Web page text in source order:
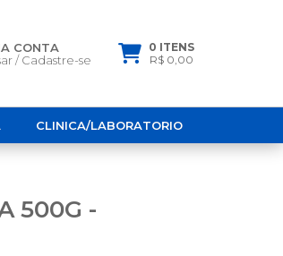
CONTA
/Cadastre-se
0 ITENS
R$ 0,00
CLINICA/LABORATORIO
500G -